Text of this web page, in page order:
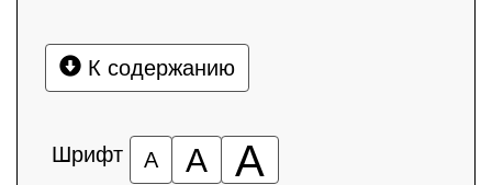
К содержанию
Шрифт А А А